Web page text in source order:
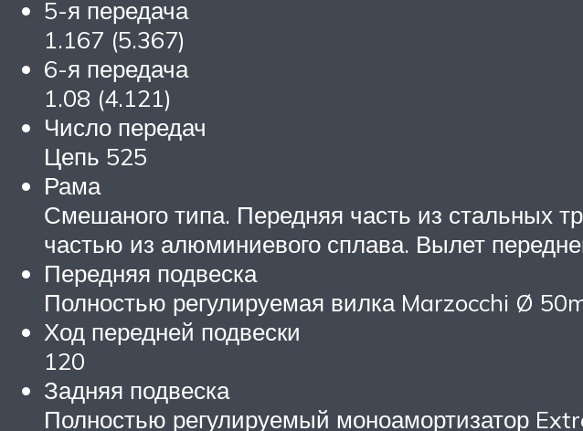
5-я передача
1.167 (5.367)
6-я передача
1.08 (4.121)
Число передач
Цепь 525
Рама
Смешаного типа. Передняя часть из стальных
частью из алюминиевого сплава. Вылет
Передняя подвеска
Полностью регулируемая вилка Marzocchi Ø
Ход передней подвески
120
Задняя подвеска
Полностью регулируемый моноамортизатор